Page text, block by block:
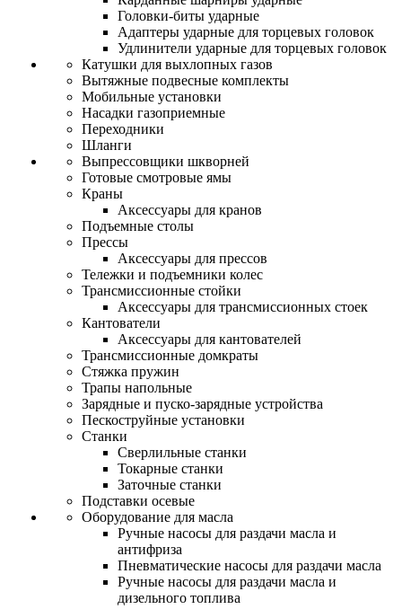
Головки-биты ударные
Адаптеры ударные для торцевых головок
Удлинители ударные для торцевых головок
Катушки для выхлопных газов
Вытяжные подвесные комплекты
Мобильные установки
Насадки газоприемные
Переходники
Шланги
Выпрессовщики шкворней
Готовые смотровые ямы
Краны
Аксессуары для кранов
Подъемные столы
Прессы
Аксессуары для прессов
Тележки и подъемники колес
Трансмиссионные стойки
Аксессуары для трансмиссионных стоек
Кантователи
Аксессуары для кантователей
Трансмиссионные домкраты
Стяжка пружин
Трапы напольные
Зарядные и пуско-зарядные устройства
Пескоструйные установки
Станки
Сверлильные станки
Токарные станки
Заточные станки
Подставки осевые
Оборудование для масла
Ручные насосы для раздачи масла и
антифриза
Пневматические насосы для раздачи масла
Ручные насосы для раздачи масла и
дизельного топлива